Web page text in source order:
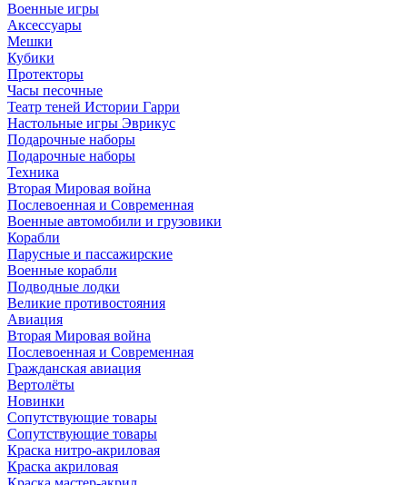
Военные игры
Аксессуары
Мешки
Кубики
Протекторы
Часы песочные
Театр теней Истории Гарри
Настольные игры Эврикус
Подарочные наборы
Подарочные наборы
Техника
Вторая Мировая война
Послевоенная и Современная
Военные автомобили и грузовики
Корабли
Парусные и пассажирские
Военные корабли
Подводные лодки
Великие противостояния
Авиация
Вторая Мировая война
Послевоенная и Современная
Гражданская авиация
Вертолёты
Новинки
Сопутствующие товары
Сопутствующие товары
Краска нитро-акриловая
Краска акриловая